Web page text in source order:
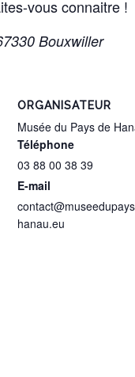
vous connaitre !
Bouxwiller
ORGANISATEUR
Musée du Pays de
Téléphone
03 88 00 38 39
E-mail
hanau.eu